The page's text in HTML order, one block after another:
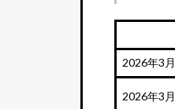
2026年3
2026年3